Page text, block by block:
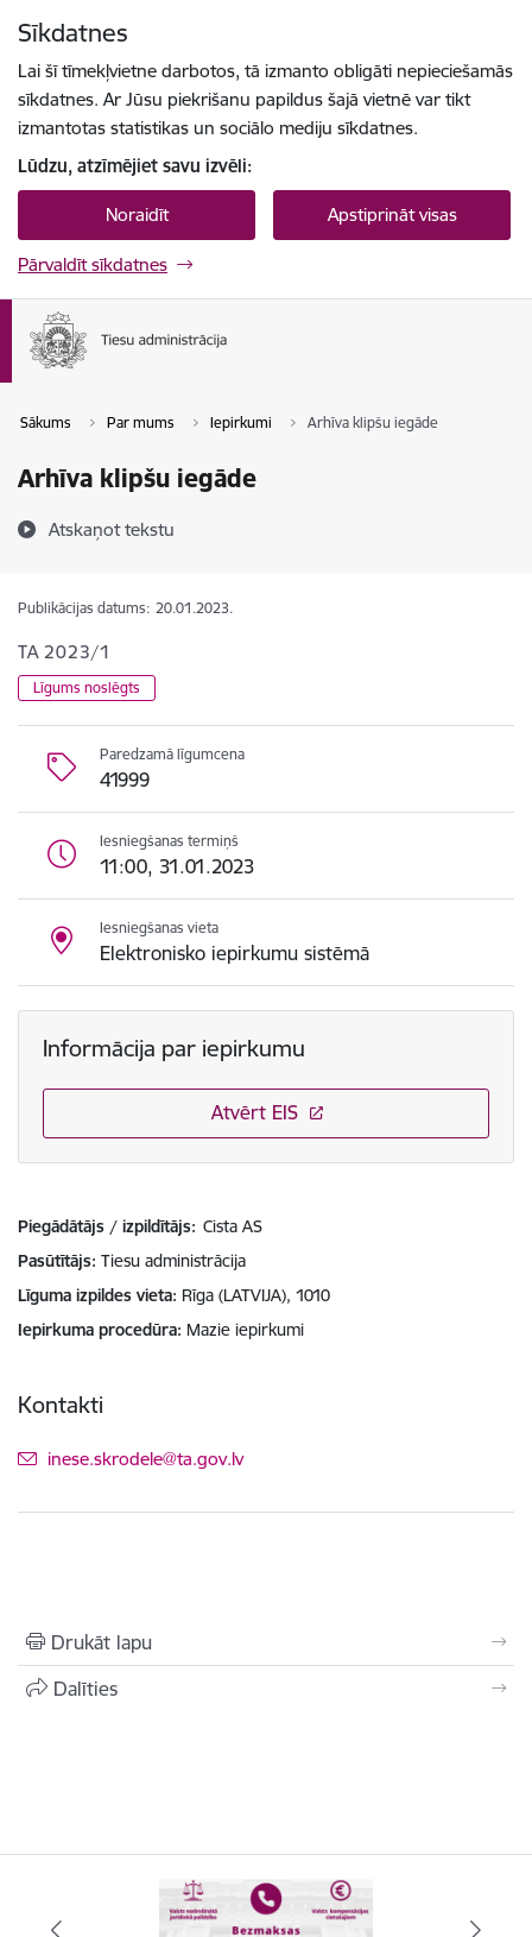
Sīkdatnes
Lai šī tīmekļvietne darbotos, tā izmanto obligāti nepieciešamās
sīkdatnes. Ar Jūsu piekrišanu papildus šajā vietnē var tikt
izmantotas statistikas un sociālo mediju sīkdatnes.
Lūdzu, atzīmējiet savu izvēli:
Noraidīt Apstiprināt visas
Pārvaldīt sīkdatnes
Sākums Par mums Iepirkumi Arhīva klipšu iegāde
Arhīva klipšu iegāde
Atskaņot tekstu
Publikācijas datums: 20.01.2023.
TA 2023/1
Līgums noslēgts
Paredzamā līgumcena
41999
Iesniegšanas termiņš
11:00, 31.01.2023
Iesniegšanas vieta
Elektronisko iepirkumu sistēmā
Informācija par iepirkumu
Atvērt EIS
Piegādātājs / izpildītājs: Cista AS
Pasūtītājs Tiesu administrācija
Līguma izpildes vieta Rīga (LATVIJA), 1010
Iepirkuma procedūra Mazie iepirkumi
Kontakti
E-pasts:
inese.skrodele@ta.gov.lv
Drukāt lapu
Dalīties